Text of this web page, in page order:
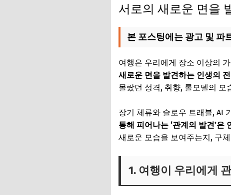
1. 여행이 우리에게
2. 2025년 여행 트렌
4. AI 초개인화, 여행
5. 세대별·동반자별
6. 2025년 여행, 서로
7. 서로의 새로운 면
서로의 새로운 면을
본 포스팅에는 광고 및 파
여행은 우리에게 장소 이상의
새로운 면을 발견하는 인생의
몰랐던 성격, 취향, 롤모델의 모
장기 체류와 슬로우 트래블, AI
통해 피어나는 ‘관계의 발견’은
새로운 모습을 보여주는지, 구
1. 여행이 우리에게